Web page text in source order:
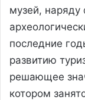
музей,
последние
развитию
решающее
котором